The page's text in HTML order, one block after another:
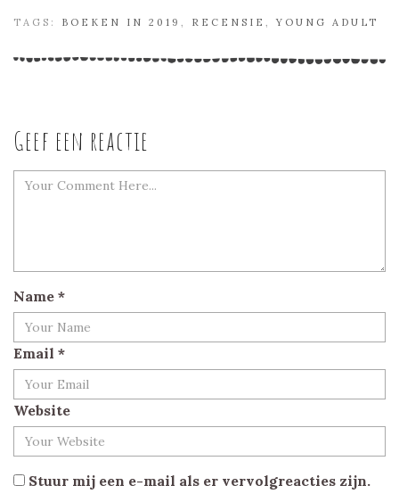
TAGS: BOEKEN IN 2019 RECENSIE ,YOUNG ADULT
Geef een reactie
Name *
Email *
Website
Stuur mij een e-mail als er vervolgreacties zijn.